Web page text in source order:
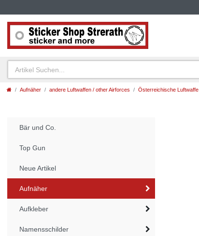
Aufnäher andere Luftwaffen / other Airforces Österreichische Luftwaffe
Bär und Co.
Top Gun
Neue Artikel
Aufnäher
Aufkleber
Namensschilder